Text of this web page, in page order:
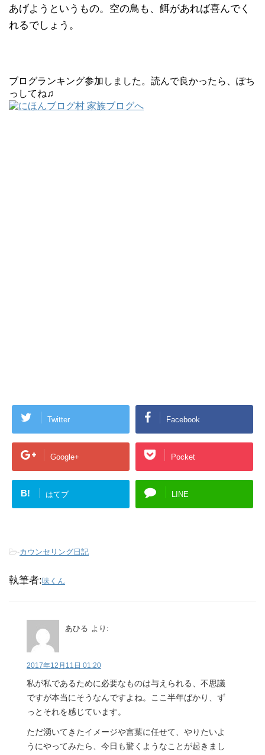
あげようというもの。空の鳥も、餌があれば喜んでく
れるでしょう。
ブログランキング参加しました。読んで良かったら、ぽち
っしてね♫
Twitter Facebook
Google+ Pocket
B! はてブ LINE
-カウンセリング日記
執筆者:味くん
あひる より:
2017年12月11日 01:20
私が私であるために必要なものは与えられる、不思議
ですが本当にそうなんですよね。ここ半年ばかり、ず
っとそれを感じています。
ただ湧いてきたイメージや言葉に任せて、やりたいよ
うにやってみたら、今日も驚くようなことが起きまし